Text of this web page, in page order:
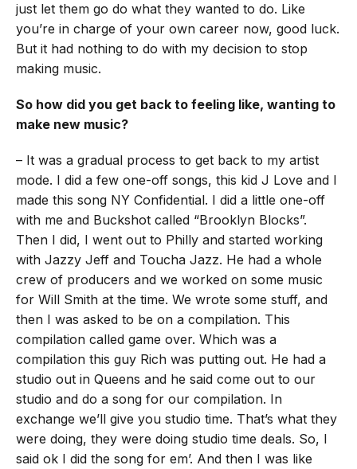
just let them go do what they wanted to do. Like
you’re in charge of your own career now, good luck.
But it had nothing to do with my decision to stop
making music.
So how did you get back to feeling like, wanting to
make new music?
– It was a gradual process to get back to my artist
mode. I did a few one-off songs, this kid J Love and I
made this song NY Confidential. I did a little one-off
with me and Buckshot called “Brooklyn Blocks”.
Then I did, I went out to Philly and started working
with Jazzy Jeff and Toucha Jazz. He had a whole
crew of producers and we worked on some music
for Will Smith at the time. We wrote some stuff, and
then I was asked to be on a compilation. This
compilation called game over. Which was a
compilation this guy Rich was putting out. He had a
studio out in Queens and he said come out to our
studio and do a song for our compilation. In
exchange we’ll give you studio time. That’s what they
were doing, they were doing studio time deals. So, I
said ok I did the song for em’. And then I was like